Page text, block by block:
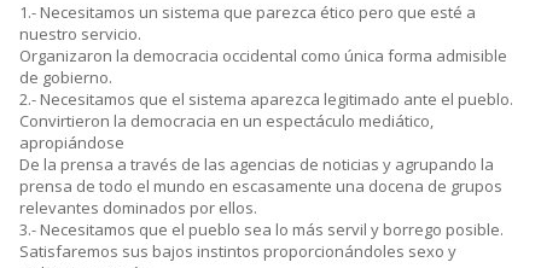
1.- Necesitamos un sistema que parezca ético pero que esté a
nuestro servicio.
Organizaron la democracia occidental como única forma admisible
de gobierno.
2.- Necesitamos que el sistema aparezca legitimado ante el pueblo.
Convirtieron la democracia en un espectáculo mediático,
apropiándose
De la prensa a través de las agencias de noticias y agrupando la
prensa de todo el mundo en escasamente una docena de grupos
relevantes dominados por ellos.
3.- Necesitamos que el pueblo sea lo más servil y borrego posible.
Satisfaremos sus bajos instintos proporcionándoles sexo y